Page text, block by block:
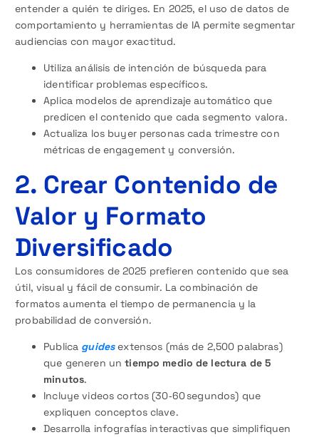
entender a quién te diriges. En 2025, el uso de datos de
comportamiento y herramientas de IA permite segmentar
audiencias con mayor exactitud.
Utiliza análisis de intención de búsqueda para
identificar problemas específicos.
Aplica modelos de aprendizaje automático que
predicen el contenido que cada segmento valora.
Actualiza los buyer personas cada trimestre con
métricas de engagement y conversión.
2. Crear Contenido de
Valor y Formato
Diversificado
Los consumidores de 2025 prefieren contenido que sea
útil, visual y fácil de consumir. La combinación de
formatos aumenta el tiempo de permanencia y la
probabilidad de conversión.
Publica guidesextensos (más de 2,500 palabras)
que generen untiempo medio de lectura de 5
minutos.
Incluye videos cortos (30‑60 segundos) que
expliquen conceptos clave.
Desarrolla infografías interactivas que simplifiquen